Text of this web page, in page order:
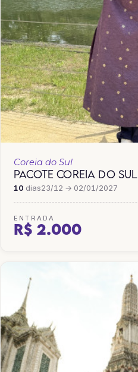
Coreia do Sul
PACOTE COREIA DO SUL
10 dias23/12 → 02/01/2027
ENTRADA
R$ 2.000